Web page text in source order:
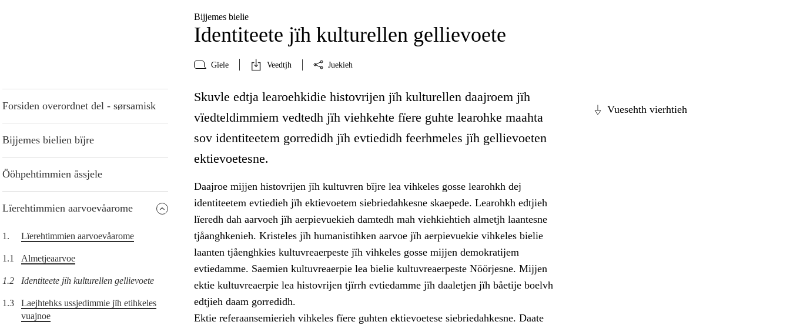
Bijjemes bielie
Identiteete jïh kulturellen gellievoete
Gïele Veedtjh Juekieh
Forsiden overordnet del - sørsamisk
Bijjemes bielien bïjre
Ööhpehtimmien åssjele
Lïerehtimmien aarvoevåarome
1. Lïerehtimmien aarvoevåarome
1.1 Almetjeaarvoe
1.2 Identiteete jïh kulturellen gellievoete
1.3
Laejhtehks ussjedimmie jïh etihkeles
vuajnoe
Vuesehth vierhtieh
Skuvle edtja learoehkidie histovrijen jïh kulturellen daajroem jïh
vïedteldimmiem vedtedh jïh viehkehte fïere guhte learohke maahta
sov identiteetem gorredidh jïh evtiedidh feerhmeles jïh gellievoeten
ektievoetesne.
Daajroe mijjen histovrijen jïh kultuvren bïjre lea vihkeles gosse learohkh dej
identiteetem evtiedieh jïh ektievoetem siebriedahkesne skaepede. Learohkh edtjieh
lïeredh dah aarvoeh jïh aerpievuekieh damtedh mah viehkiehtieh almetjh laantesne
tjåanghkenieh. Kristeles jïh humanistihken aarvoe jïh aerpievuekie vihkeles bielie
laanten tjåenghkies kultuvreaerpeste jïh vihkeles gosse mijjen demokratijem
evtiedamme. Saemien kultuvreaerpie lea bielie kultuvreaerpeste Nöörjesne. Mijjen
ektie kultuvreaerpie lea histovrijen tjïrrh evtiedamme jïh daaletjen jïh båetije boelvh
edtjieh daam gorredidh.
Ektie referaansemierieh vihkeles fïere guhten ektievoetese siebriedahkesne. Daate